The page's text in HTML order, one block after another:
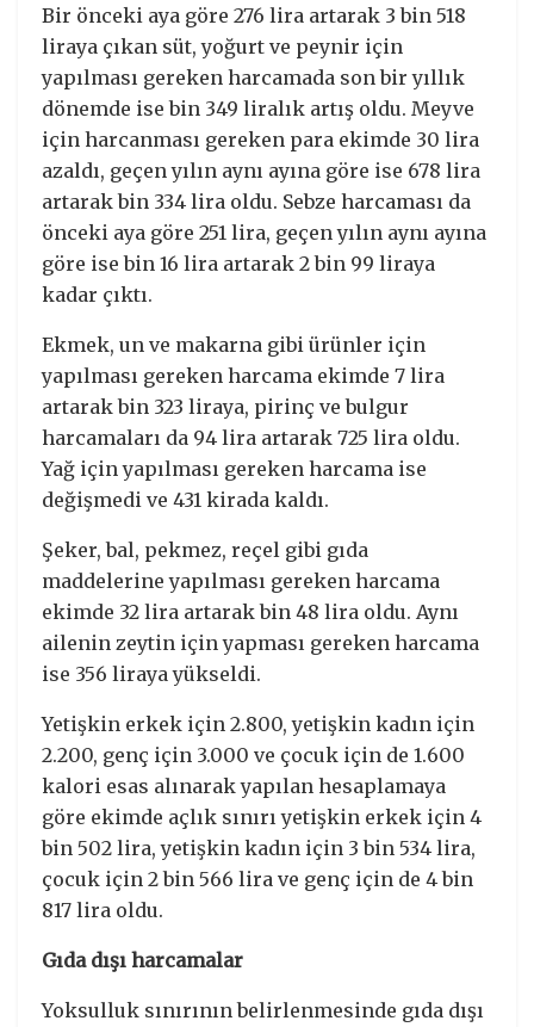
Bir önceki aya göre 276 lira artarak 3 bin 518
liraya çıkan süt, yoğurt ve peynir için
yapılması gereken harcamada son bir yıllık
dönemde ise bin 349 liralık artış oldu. Meyve
için harcanması gereken para ekimde 30 lira
azaldı, geçen yılın aynı ayına göre ise 678 lira
artarak bin 334 lira oldu. Sebze harcaması da
önceki aya göre 251 lira, geçen yılın aynı ayına
göre ise bin 16 lira artarak 2 bin 99 liraya
kadar çıktı.
Ekmek, un ve makarna gibi ürünler için
yapılması gereken harcama ekimde 7 lira
artarak bin 323 liraya, pirinç ve bulgur
harcamaları da 94 lira artarak 725 lira oldu.
Yağ için yapılması gereken harcama ise
değişmedi ve 431 kirada kaldı.
Şeker, bal, pekmez, reçel gibi gıda
maddelerine yapılması gereken harcama
ekimde 32 lira artarak bin 48 lira oldu. Aynı
ailenin zeytin için yapması gereken harcama
ise 356 liraya yükseldi.
Yetişkin erkek için 2.800, yetişkin kadın için
2.200, genç için 3.000 ve çocuk için de 1.600
kalori esas alınarak yapılan hesaplamaya
göre ekimde açlık sınırı yetişkin erkek için 4
bin 502 lira, yetişkin kadın için 3 bin 534 lira,
çocuk için 2 bin 566 lira ve genç için de 4 bin
817 lira oldu.
Gıda dışı harcamalar
Yoksulluk sınırının belirlenmesinde gıda dışı